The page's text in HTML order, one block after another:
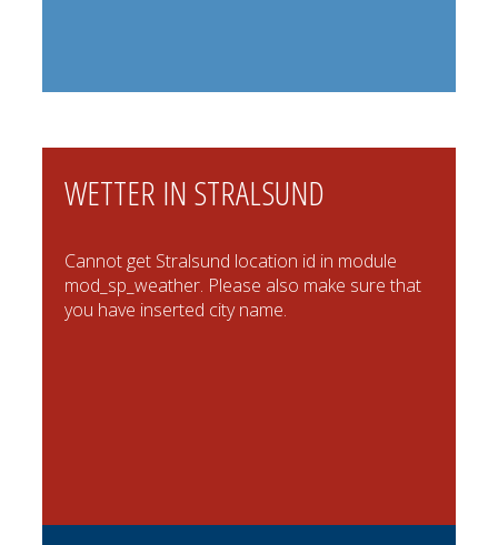
WETTER IN STRALSUND
Cannot get Stralsund location id in module
mod_sp_weather. Please also make sure that
you have inserted city name.